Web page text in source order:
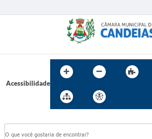
Acessibilidade